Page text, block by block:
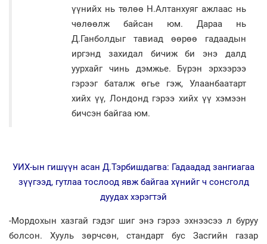
үүнийх нь төлөө Н.Алтанхуяг ажлаас нь
чөлөөлж байсан юм. Дараа нь
Д.Ганболдыг тавиад өөрөө гадаадын
иргэнд захидал бичиж би энэ далд
уурхайг чинь дэмжье. Бүрэн эрхээрээ
гэрээг баталж өгье гэж, Улаанбаатарт
хийх үү, Лондонд гэрээ хийх үү хэмээн
бичсэн байгаа юм.
УИХ-ын гишүүн асан Д.Тэрбишдагва: Гадаадад зангиагаа
зүүгээд, гутлаа тослоод явж байгаа хүнийг ч сонсголд
дуудах хэрэгтэй
-Мордохын хазгай гэдэг шиг энэ гэрээ эхнээсээ л буруу
болсон. Хууль зөрчсөн, стандарт бус Засгийн газар